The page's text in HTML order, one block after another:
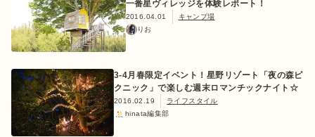
一番星ヴィレッジを体験レポート！
2016.04.01
キャンプ場
りお
3-4月春限定イベント！星野リゾート「夜の森ピ
クニック」で楽しむ週末ロマンチックナイト☆
2016.02.19
ライフスタイル
hinata編集部